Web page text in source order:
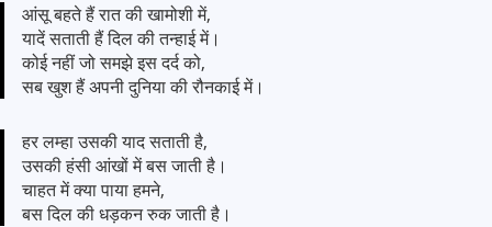
आंसू बहते हैं रात की खामोशी में,
यादें सताती हैं दिल की तन्हाई में।
कोई नहीं जो समझे इस दर्द को,
सब खुश हैं अपनी दुनिया की रौनकाई में।
हर लम्हा उसकी याद सताती है,
उसकी हंसी आंखों में बस जाती है।
चाहत में क्या पाया हमने,
बस दिल की धड़कन रुक जाती है।